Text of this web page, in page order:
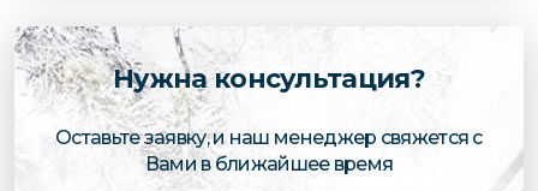
Нужна консультация?
Оставьте заявку, и наш менеджер свяжется с
Вами в ближайшее время